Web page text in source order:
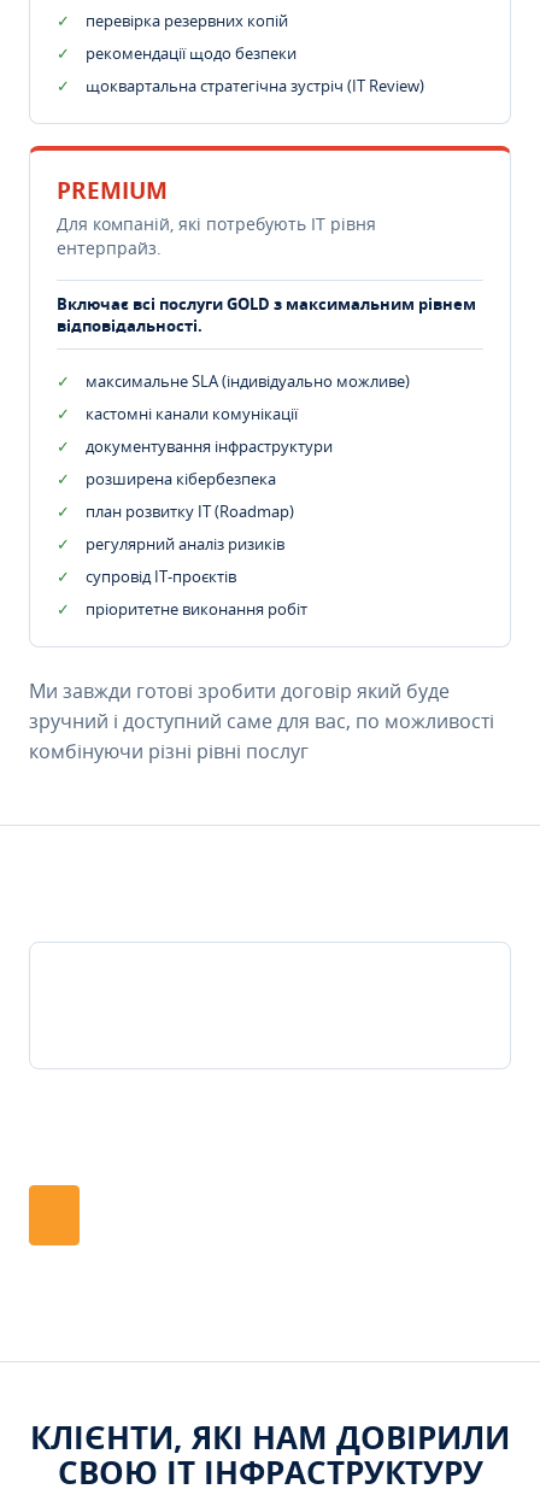
перевірка резервних копій
рекомендації щодо безпеки
щоквартальна стратегічна зустріч (IT Review)
PREMIUM
Для компаній, які потребують ІТ рівня
ентерпрайз.
Включає всі послуги GOLD з максимальним рівнем
відповідальності.
максимальне SLA (індивідуально можливе)
кастомні канали комунікації
документування інфраструктури
розширена кібербезпека
план розвитку IT (Roadmap)
регулярний аналіз ризиків
супровід ІТ-проєктів
пріоритетне виконання робіт
Ми завжди готові зробити договір який буде
зручний і доступний саме для вас, по можливості
комбінуючи різні рівні послуг
КЛІЄНТИ, ЯКІ НАМ ДОВІРИЛИ
СВОЮ ІТ ІНФРАСТРУКТУРУ